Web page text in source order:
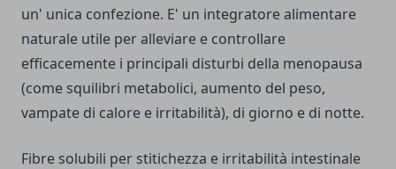
un' unica confezione. E' un integratore alimentare
naturale utile per alleviare e controllare
efficacemente i principali disturbi della menopausa
(come squilibri metabolici, aumento del peso,
vampate di calore e irritabilità), di giorno e di notte.
Fibre solubili per stitichezza e irritabilità intestinale